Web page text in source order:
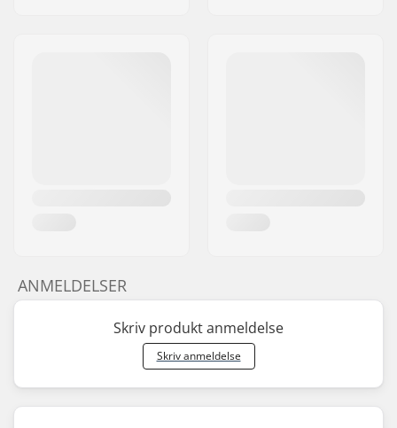
ANMELDELSER
Skriv produkt anmeldelse
Skriv anmeldelse